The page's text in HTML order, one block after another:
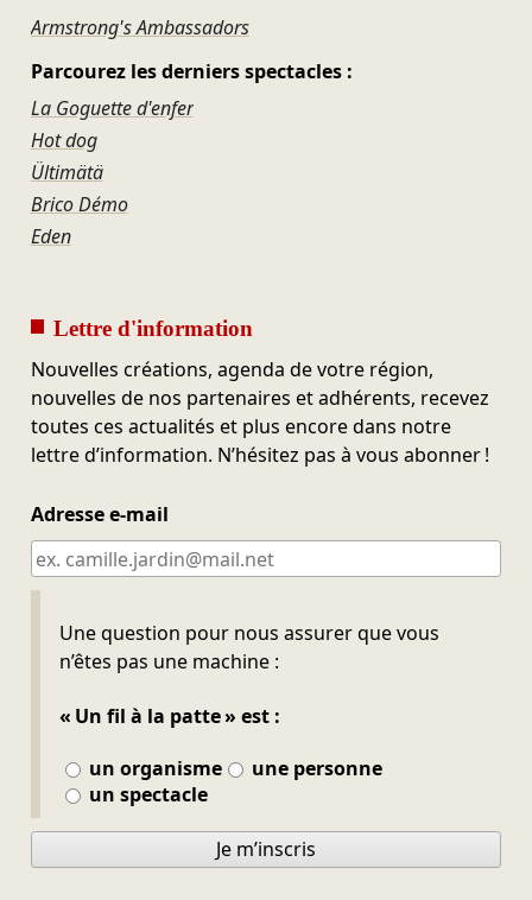
Armstrong's Ambassadors
Parcourez les derniers spectacles :
La Goguette d'enfer
Hot dog
Ültimätä
Brico Démo
Eden
Lettre d'information
Nouvelles créations, agenda de votre région,
nouvelles de nos partenaires et adhérents, recevez
toutes ces actualités et plus encore dans notre
lettre d’information. N’hésitez pas à vous abonner !
Adresse e-mail
Une question pour nous assurer que vous
n’êtes pas une machine :
« Un fil à la patte » est :
un organisme
une personne
un spectacle
Ne pas remplir
Je m’inscris